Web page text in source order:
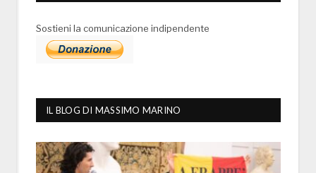
Sostieni la comunicazione indipendente
IL BLOG DI MASSIMO MARINO